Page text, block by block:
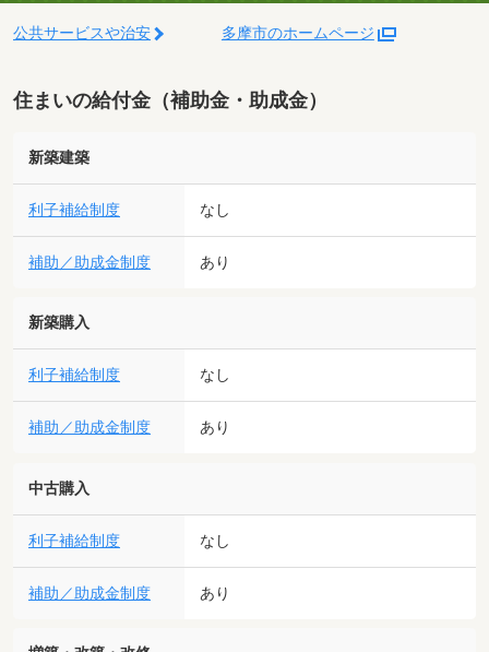
公共サービスや治安 多摩市のホームページ
住まいの給付金（補助金・助成金）
新築建築
利子補給制度 なし
補助／助成金制度 あり
新築購入
利子補給制度 なし
補助／助成金制度 あり
中古購入
利子補給制度 なし
補助／助成金制度 あり